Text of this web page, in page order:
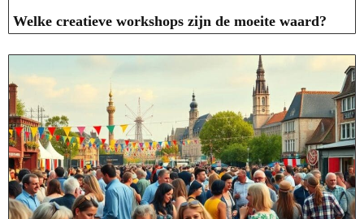
Welke creatieve workshops zijn de moeite waard?